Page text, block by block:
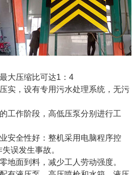
大压缩比可达1：4
实，设有专用污水处理系统，无污
工作阶段，高低压泵分别进行工
安全性好：整机采用电脑程序控
误发生事故。
地面到料，减少工人劳动强度。